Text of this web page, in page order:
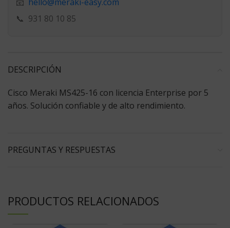
📧
📞 931 80 10 85
DESCRIPCIÓN
Cisco Meraki MS425-16 con licencia Enterprise por 5
años. Solución confiable y de alto rendimiento.
PREGUNTAS Y RESPUESTAS
PRODUCTOS RELACIONADOS